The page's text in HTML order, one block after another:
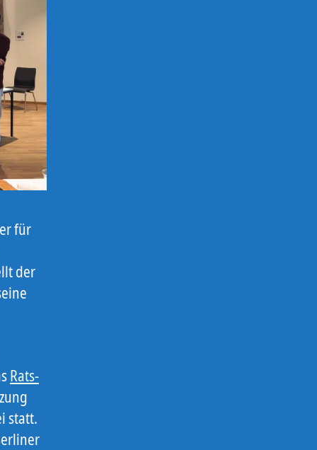
für
der
Rats-
statt.